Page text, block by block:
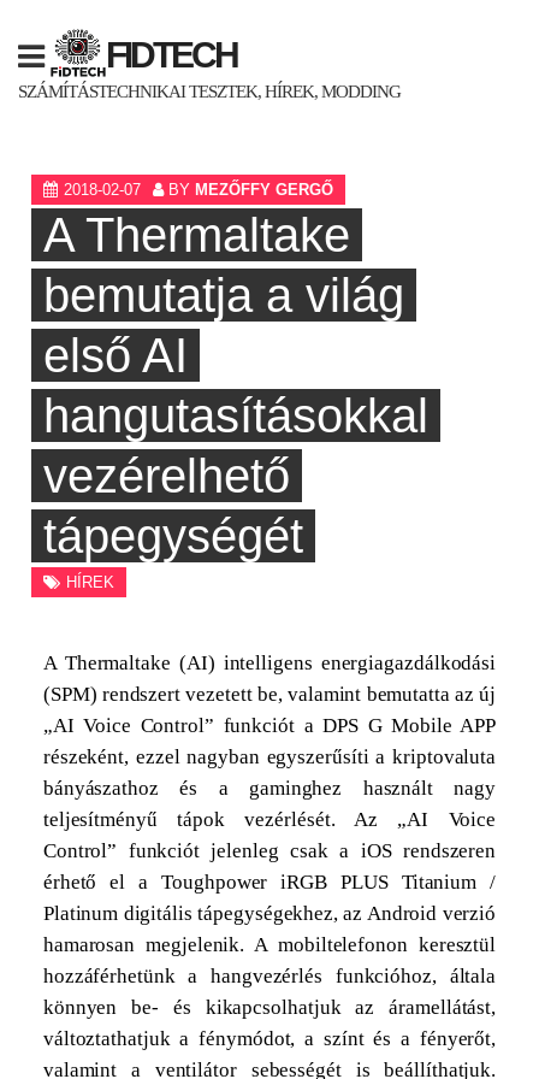
content
FIDTECH
SZÁMÍTÁSTECHNIKAI TESZTEK, HÍREK, MODDING
2018-02-07 BY MEZŐFFY GERGŐ
A Thermaltake
bemutatja a világ
első AI
hangutasításokkal
vezérelhető
tápegységét
HÍREK
A Thermaltake (AI) intelligens energiagazdálkodási
(SPM) rendszert vezetett be, valamint bemutatta az új
„AI Voice Control” funkciót a DPS G Mobile APP
részeként, ezzel nagyban egyszerűsíti a kriptovaluta
bányászathoz és a gaminghez használt nagy
teljesítményű tápok vezérlését. Az „AI Voice
Control” funkciót jelenleg csak a iOS rendszeren
érhető el a Toughpower iRGB PLUS Titanium /
Platinum digitális tápegységekhez, az Android verzió
hamarosan megjelenik. A mobiltelefonon keresztül
hozzáférhetünk a hangvezérlés funkcióhoz, általa
könnyen be- és kikapcsolhatjuk az áramellátást,
változtathatjuk a fénymódot, a színt és a fényerőt,
valamint a ventilátor sebességét is beállíthatjuk.